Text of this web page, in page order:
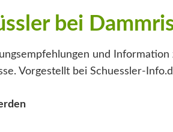
bei
und
Vorgestellt bei Schuessler-